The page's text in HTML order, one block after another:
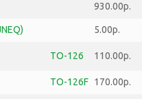
930.00р.
5.00р.
TO-126 110.00р.
TO-126F 170.00р.